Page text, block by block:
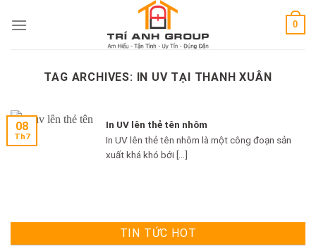
0
TAG ARCHIVES: IN UV TẠI THANH XUÂN
In UV lên thẻ tên nhôm
In UV lên thẻ tên nhôm là một công đoạn sản
xuất khá khó bới [...]
08
Th7
TIN TỨC HOT